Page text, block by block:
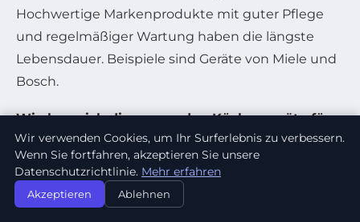
Hochwertige Markenprodukte mit guter Pflege
und regelmäßiger Wartung haben die längste
Lebensdauer. Beispiele sind Geräte von Miele und
Bosch.
Wie kann ich die passenden Küchengeräte für
meine Küche finden?
Lassen Sie sich von Experten wie denen bei
CuisineoderKüchenatlasberaten und vergleichen
Sie Funktionen gezielt nach Ihren Bedürfnissen.
Wir verwenden Cookies, um Ihr Surferlebnis zu verbessern.
Wenn Sie fortfahren, akzeptieren Sie unsere
Datenschutzrichtlinie. Mehr erfahren
Akzeptieren Ablehnen